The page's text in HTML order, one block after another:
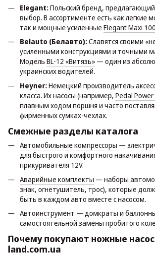
Elegant:Польский бренд,
выбор. В ассортименте есть как легкие
так и мощные усиленные Elegant Maxi
Belauto (Белавто):Славятся своими
усиленными конструкциями и точными
Модель BL-12 «Витязь» — один из
украинских водителей.
Heyner:Немецкий производитель
класса. Их насосы (например, Pedal Power
плавным ходом поршня и часто
фирменных сумках-чехлах.
Смежные разделы каталога
Автомобильные компрессоры —
для быстрого и комфортного
прикуривателя 12V.
Аварийные комплекты — наборы
знак, огнетушитель, трос), которые
быть в каждом авто вместе с насосом.
Автоинструмент — домкраты и
самостоятельной замены пробитого
Почему покупают ножные
land.com.ua